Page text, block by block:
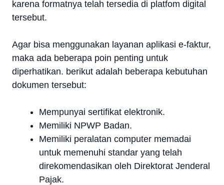
karena formatnya telah tersedia di platfom digital
tersebut.
Agar bisa menggunakan layanan aplikasi e-faktur,
maka ada beberapa poin penting untuk
diperhatikan. berikut adalah beberapa kebutuhan
dokumen tersebut:
Mempunyai sertifikat elektronik.
Memiliki NPWP Badan.
Memiliki peralatan computer memadai
untuk memenuhi standar yang telah
direkomendasikan oleh Direktorat Jenderal
Pajak.